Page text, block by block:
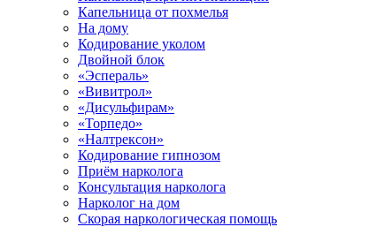
Капельница от похмелья
На дому
Кодирование уколом
Двойной блок
«Эспераль»
«Вивитрол»
«Дисульфирам»
«Торпедо»
«Налтрексон»
Кодирование гипнозом
Приём нарколога
Консультация нарколога
Нарколог на дом
Скорая наркологическая помощь